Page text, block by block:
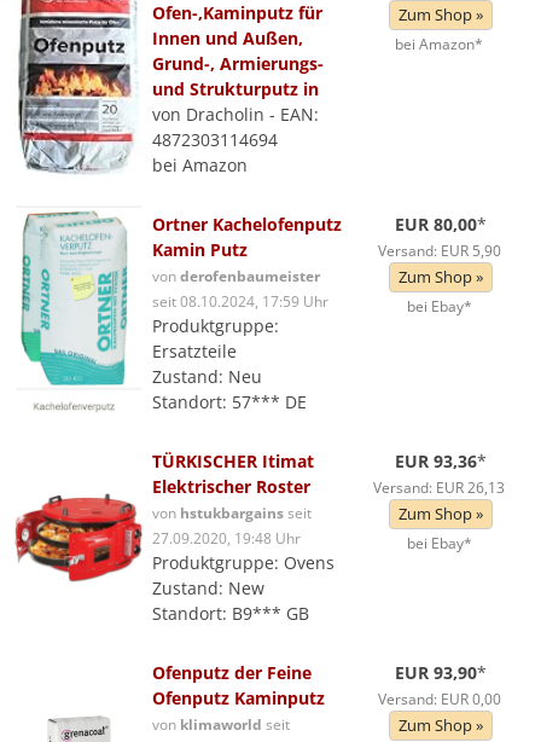
Ofen-,Kaminputz für
Innen und Außen,
Grund-, Armierungs-
und Strukturputz in
von Dracholin - EAN:
4872303114694
bei Amazon
Zum Shop »
bei Amazon*
Ortner Kachelofenputz
Kamin Putz
vonderofenbaumeister
seit 08.10.2024, 17:59 Uhr
Produktgruppe:
Ersatzteile
Zustand: Neu
Standort: 57*** DE
EUR 80,00*
Versand: EUR 5,90
Zum Shop »
bei Ebay*
TÜRKISCHER Itimat
Elektrischer Roster
von hstukbargainsseit
27.09.2020, 19:48 Uhr
Produktgruppe: Ovens
Zustand: New
Standort: B9*** GB
EUR 93,36*
Versand: EUR 26,13
Zum Shop »
bei Ebay*
Ofenputz der Feine
Ofenputz Kaminputz
von klimaworld seit
EUR 93,90*
Versand: EUR 0,00
Zum Shop »